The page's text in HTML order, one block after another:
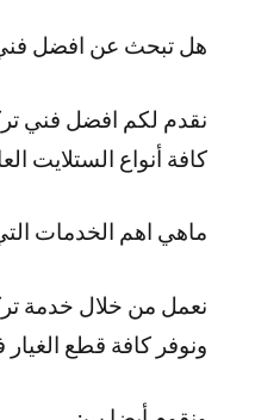
هل تبحث عن افضل فني
كافة أنواع الستلايت
ماهي اهم الخدمات
نعمل من خلال خدمة
ونوفر كافة قطع